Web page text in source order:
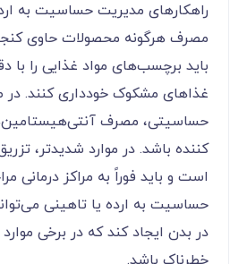
راهکارهای مدیریت حساسیت به
مصرف هرگونه محصولات حاوی
باید برچسب‌های مواد غذایی را با
غذاهای مشکوک خودداری کنند.
حساسیتی، مصرف
کننده باشد. در موارد شدیدتر،
است و باید فوراً به مراکز درمانی
حساسیت به ارده یا تاهینی
در بدن ایجاد کند که در برخی